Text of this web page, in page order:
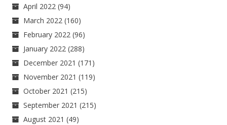
April 2022 (94)
March 2022 (160)
February 2022 (96)
January 2022 (288)
December 2021 (171)
November 2021 (119)
October 2021 (215)
September 2021 (215)
August 2021 (49)